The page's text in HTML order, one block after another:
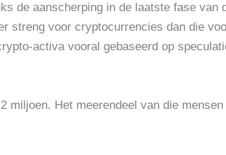
de aanscherping in de laatste fase van
streng voor cryptocurrencies dan die
activa vooral gebaseerd op
miljoen. Het meerendeel van die